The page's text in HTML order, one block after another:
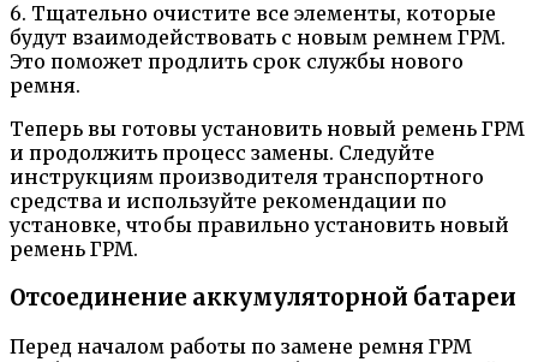
6. Тщательно очистите все элементы, которые
будут взаимодействовать с новым ремнем ГРМ.
Это поможет продлить срок службы нового
ремня.
Теперь вы готовы установить новый ремень ГРМ
и продолжить процесс замены. Следуйте
инструкциям производителя транспортного
средства и используйте рекомендации по
установке, чтобы правильно установить новый
ремень ГРМ.
Отсоединение аккумуляторной батареи
Перед началом работы по замене ремня ГРМ